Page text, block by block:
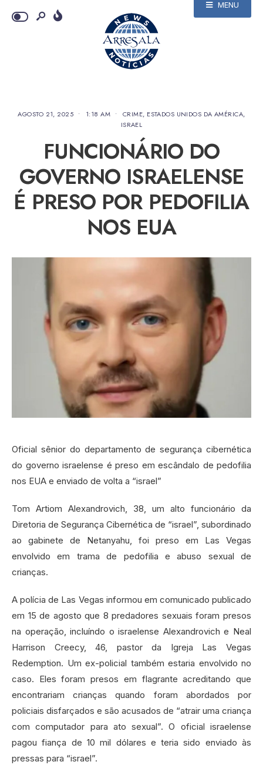
MENU
AGOSTO 21, 2025 • 1:18 AM • CRIME, ESTADOS UNIDOS DA AMÉRICA,
ISRAEL
FUNCIONÁRIO DO
GOVERNO ISRAELENSE
É PRESO POR PEDOFILIA
NOS EUA
Oficial sênior do departamento de segurança cibernética
do governo israelense é preso em escândalo de pedofilia
nos EUA e enviado de volta a “israel”
Tom Artiom Alexandrovich, 38, um alto funcionário da
Diretoria de Segurança Cibernética de “israel”, subordinado
ao gabinete de Netanyahu, foi preso em Las Vegas
envolvido em trama de pedofilia e abuso sexual de
crianças.
A polícia de Las Vegas informou em comunicado publicado
em 15 de agosto que 8 predadores sexuais foram presos
na operação, incluíndo o israelense Alexandrovich e Neal
Harrison Creecy, 46, pastor da Igreja Las Vegas
Redemption. Um ex-policial também estaria envolvido no
caso. Eles foram presos em flagrante acreditando que
encontrariam crianças quando foram abordados por
policiais disfarçados e são acusados de “atrair uma criança
com computador para ato sexual”. O oficial israelense
pagou fiança de 10 mil dólares e teria sido enviado às
pressas para “israel”.